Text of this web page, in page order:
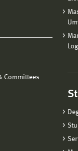
Committees